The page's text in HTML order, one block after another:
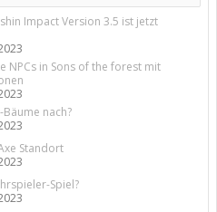
Impact Version 3.5 ist jetzt
NPCs in Sons of the forest mit
nach?
Standort
Spiel?